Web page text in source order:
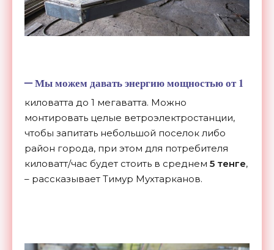
–Мы можем давать энергию мощностью от 1
киловатта до 1 мегаватта. Можно
монтировать целые ветроэлектростанции,
чтобы запитать небольшой поселок либо
район города, при этом для потребителя
киловатт/час будет стоить в среднем 5 тенге,
– рассказывает Тимур Мухтарканов.